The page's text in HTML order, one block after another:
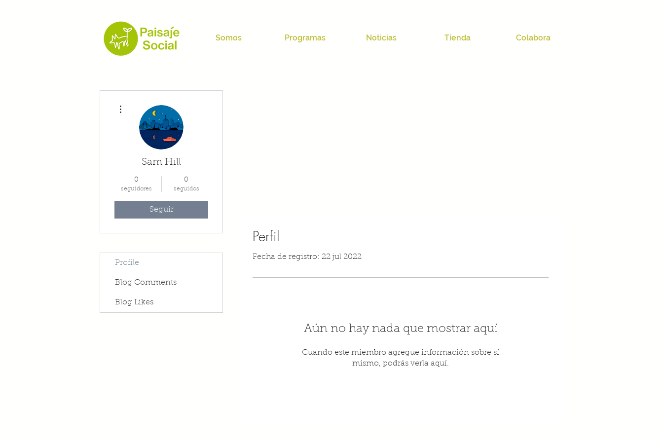
Somos Programas Noticias Tienda Colabora
Perfil
Fecha de registro: 22 jul 2022
Aún no hay nada que mostrar aquí
Cuando este miembro agregue información sobre sí
mismo, podrás verla aquí.
Sam Hill
0
seguidores
0
seguidos
Seguir
Profile
Blog Comments
Blog Likes